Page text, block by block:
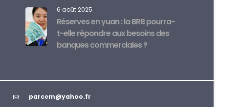
6 août 2025
Réserves en yuan : la BRB pourra-
t-elle répondre aux besoins des
banques commerciales ?
parcem@yahoo.fr